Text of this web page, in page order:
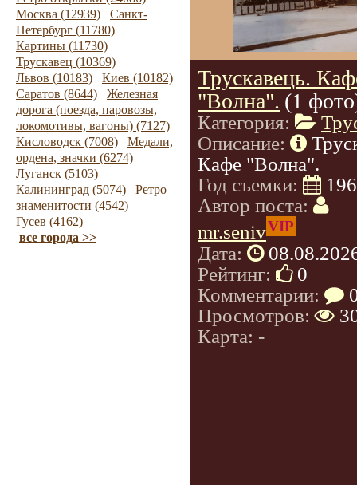
Москва (12939)
Санкт-
Петербург (11780)
Картины (11730)
Трускавец (10369)
Львов (10183)
Киев (10182)
Саратов (8644)
Железная
дорога (поезда, паровозы,
локомотивы, вагоны) (7127)
Кисловодск (7008)
Медали,
ордена, значки (6274)
Луганск (5103)
Калининград (5074)
Ретро
знаменитости (4542)
Гусев (4162)
все города >>
Трускавець.
"Волна". (1
Категория:
Описание:
Кафе "Волна".
Год съемки:
Автор поста:
mr.senivVIP
Дата:
Рейтинг:
0
Комментарии:
Просмотров:
Карта: -